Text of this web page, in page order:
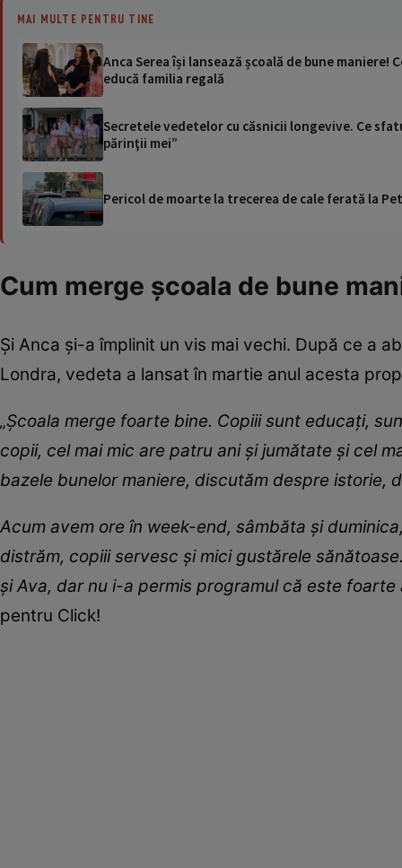
MAI MULTE PENTRU TINE
Anca Serea își lansează școală de bune
educă familia regală
Secretele vedetelor cu căsnicii longevive. Ce
părinţii mei”
Pericol de moarte la trecerea de cale ferată la
Cum merge școala de bune
Și Anca și-a împlinit un vis mai vechi. După ce a
Londra, vedeta a lansat în martie anul acesta
„Școala merge foarte bine. Copiii sunt educați,
copii, cel mai mic are patru ani și jumătate și cel
bazele bunelor maniere, discutăm despre istorie,
Acum avem ore în week-end, sâmbăta și
distrăm, copiii servesc și mici gustărele
și Ava, dar nu i-a permis programul că este
pentru Click!